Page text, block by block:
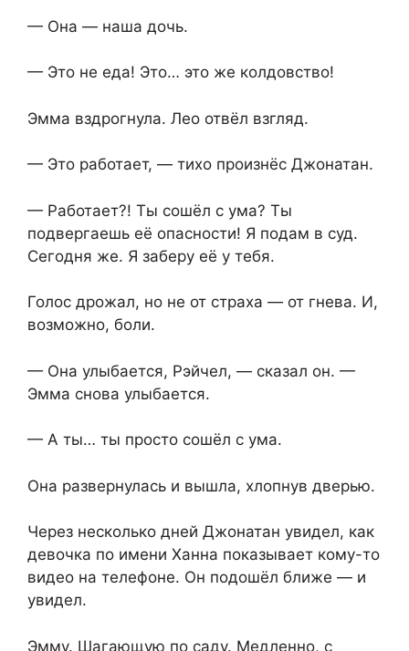
— Она — наша дочь.
— Это не еда! Это… это же колдовство!
Эмма вздрогнула. Лео отвёл взгляд.
— Это работает, — тихо произнёс Джонатан.
— Работает?! Ты сошёл с ума? Ты
подвергаешь её опасности! Я подам в суд.
Сегодня же. Я заберу её у тебя.
Голос дрожал, но не от страха — от гнева. И,
возможно, боли.
— Она улыбается, Рэйчел, — сказал он. —
Эмма снова улыбается.
— А ты… ты просто сошёл с ума.
Она развернулась и вышла, хлопнув дверью.
Через несколько дней Джонатан увидел, как
девочка по имени Ханна показывает кому-то
видео на телефоне. Он подошёл ближе — и
увидел.
Эмму. Шагающую по саду. Медленно, с